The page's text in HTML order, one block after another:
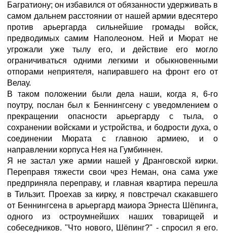
Багратиону; он избавился от обязанности удерживать в
самом дальнем расстоянии от нашей армии вдесятеро
против арьергарда сильнейшие громады войск,
предводимых самим Наполеоном. Ней и Мюрат не
угрожали уже тылу его, и действие его могло
ограничиваться одними легкими и обыкновенными
отпорами неприятеля, напиравшего на фронт его от
Велау.
В таком положении были дела наши, когда я, 6-го
поутру, послан был к Беннингсену с уведомлением о
прекращении опасности арьергарду с тыла, о
сохранении войсками и устройства, и бодрости духа, о
соединении Мюрата с главною армиею, и о
направлении корпуса Нея на Гумбиннен.
Я не застал уже армии нашей у Дранговской кирки.
Переправя тяжести свои чрез Неман, она сама уже
предприняла переправу, и главная квартира перешла
в Тильзит. Проехав за кирку, я повстречал скакавшего
от Беннингсена в арьергард маиора Эрнеста Шёпинга,
одного из остроумнейших наших товарищей и
собеседников. "Что нового, Шёпинг?" - спросил я его.